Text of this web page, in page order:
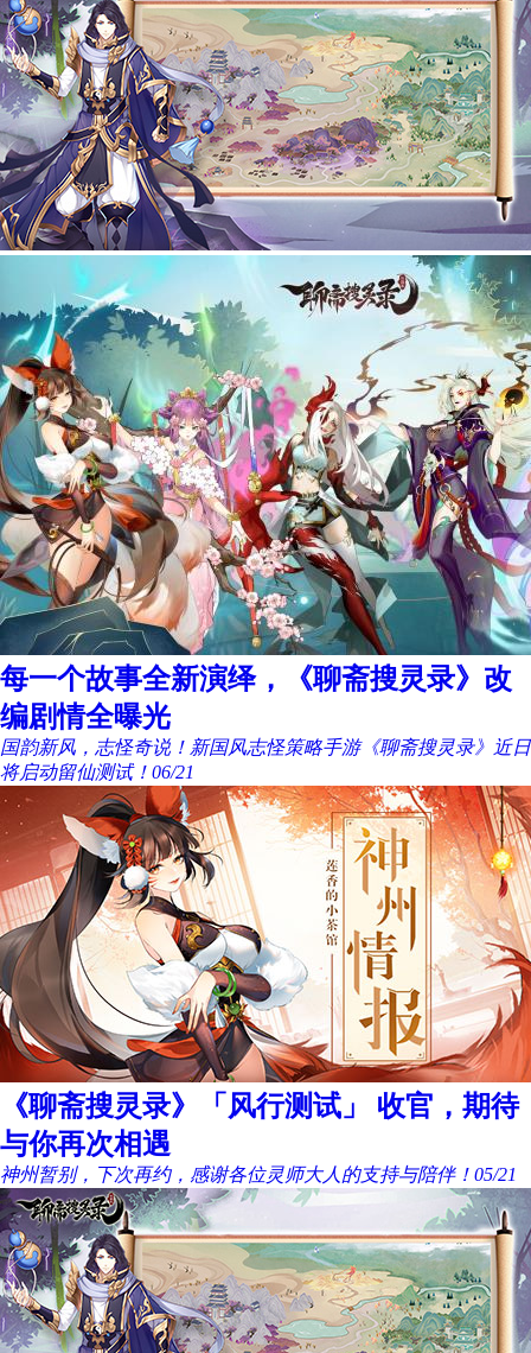
每一个故事全新演绎，《聊斋搜灵录》改
编剧情全曝光
国韵新风，志怪奇说！新国风志怪策略手游《聊斋搜灵录》近日
将启动留仙测试！ 06/21
《聊斋搜灵录》「风行测试」 收官，期待
与你再次相遇
神州暂别，下次再约，感谢各位灵师大人的支持与陪伴！ 05/21